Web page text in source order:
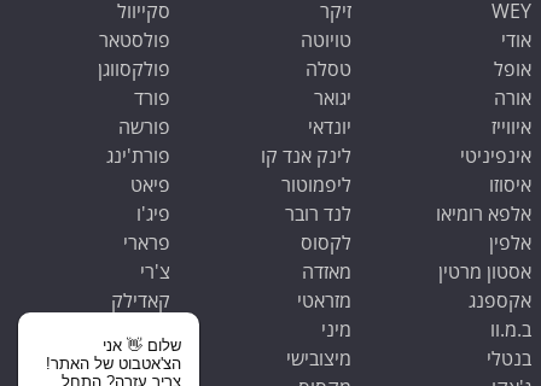
WEY
אודי
אופל
אורה
איווייז
אינפיניטי
איסוזו
אלפא רומיאו
אלפין
אסטון מרטין
אקספנג
ב.מ.וו
בנטלי
זיקר
טויוטה
טסלה
יגואר
יונדאי
לינק אנד קו
ליפמוטור
לנד רובר
לקסוס
מאזדה
מזראטי
מיני
מיצובישי
סקייוול
פולסטאר
פולקסווגן
פורד
פורשה
פורת'ינג
פיאט
פיג'ו
פרארי
צ'רי
קאדילק
קיה
שלום 👋 אני
הצ'אטבוט של האתר!
צריך עזרה? התחל